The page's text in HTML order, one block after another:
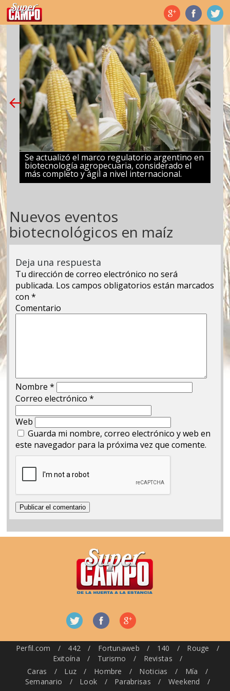
Temas de hoy
Se actualizó el marco regulatorio argentino en
biotecnología agropecuaria, considerado el
más completo y ágil a nivel internacional.
Nuevos eventos
biotecnológicos en maíz
Deja una respuesta
Tu dirección de correo electrónico no será
publicada. Los campos obligatorios están marcados
con*
Comentario
Nombre*
Correo electrónico*
Web
Guarda mi nombre, correo electrónico y web en
este navegador para la próxima vez que comente.
Perfil.com / 442 / Fortunaweb / 140 / Rouge
/
Exitoína
/ Turismo / Revistas
/
Caras
/ Luz / Hombre / Noticias / Mía
/
Semanario
/ Look / Parabrisas / Weekend /